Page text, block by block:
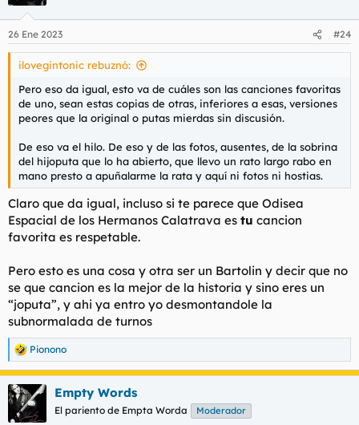
e
s
26 Ene 2023 #24
ilovegintonic rebuznó:
Pero eso da igual, esto va de cuáles son las canciones favoritas
de uno, sean estas copias de otras, inferiores a esas, versiones
peores que la original o putas mierdas sin discusión.
De eso va el hilo. De eso y de las fotos, ausentes, de la sobrina
del hijoputa que lo ha abierto, que llevo un rato largo rabo en
mano presto a apuñalarme la rata y aquí ni fotos ni hostias.
Claro que da igual, incluso si te parece que Odisea
Espacial de los Hermanos Calatrava es tu cancion
favorita es respetable.
Pero esto es una cosa y otra ser un Bartolin y decir que no
se que cancion es la mejor de la historia y sino eres un
“joputa”, y ahi ya entro yo desmontandole la
subnormalada de turnos
R
e
a
c
c
i
Pionono
Empty Words
El pariento de Empta Worda Moderador